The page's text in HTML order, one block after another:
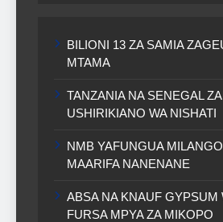
BILIONI 13 ZA SAMIA
MTAMA
TANZANIA NA SENEGAL
USHIRIKIANO WA NISHATI
NMB YAFUNGUA
MAARIFA NANENANE
ABSA NA KNAUF GYPSUM
FURSA MPYA ZA MIKOPO